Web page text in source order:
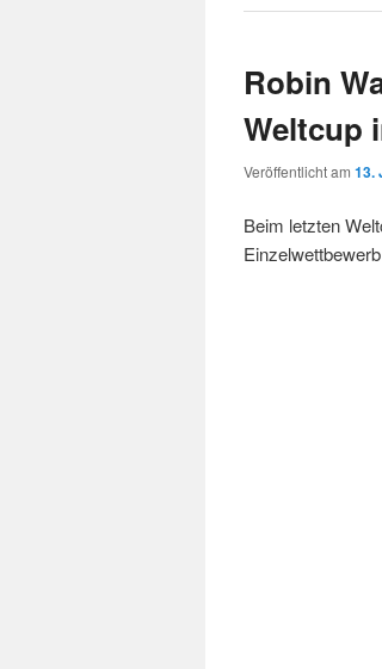
Robin
Weltcup
Veröffentlicht am 13.
Beim letzten